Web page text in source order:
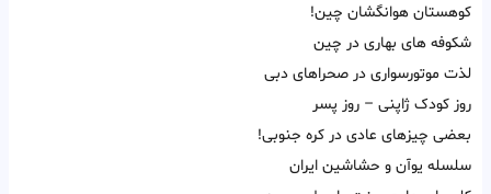
کوهستان هوانگشان چین!
شکوفه های بهاری در چین
لذت موتورسواری در صحراهای دبی
روز کودک ژاپنی – روز پسر
بعضی چیزهای عادی در کره جنوبی!
سلسله یوآن و حشاشین ایران